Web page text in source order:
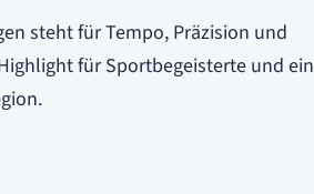
steht für Tempo, Präzision und
für Sportbegeisterte und ein